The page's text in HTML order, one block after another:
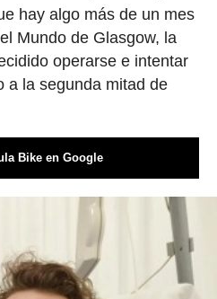
hay algo más de un mes
Mundo de Glasgow, la
operarse e intentar
a la segunda mitad de
Bike en Google